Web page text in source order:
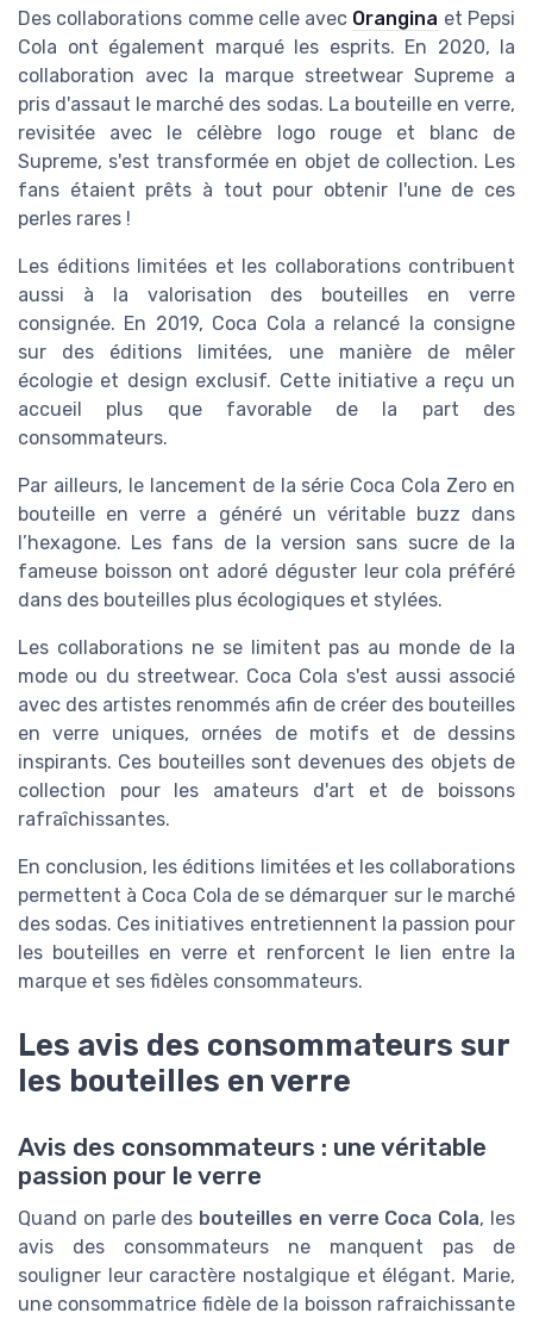
Des collaborations comme celle avec Orangina et Pepsi
Cola ont également marqué les esprits. En 2020, la
collaboration avec la marque streetwear Supreme a
pris d'assaut le marché des sodas. La bouteille en verre,
revisitée avec le célèbre logo rouge et blanc de
Supreme, s'est transformée en objet de collection. Les
fans étaient prêts à tout pour obtenir l'une de ces
perles rares !
Les éditions limitées et les collaborations contribuent
aussi à la valorisation des bouteilles en verre
consignée. En 2019, Coca Cola a relancé la consigne
sur des éditions limitées, une manière de mêler
écologie et design exclusif. Cette initiative a reçu un
accueil plus que favorable de la part des
consommateurs.
Par ailleurs, le lancement de la série Coca Cola Zero en
bouteille en verre a généré un véritable buzz dans
l’hexagone. Les fans de la version sans sucre de la
fameuse boisson ont adoré déguster leur cola préféré
dans des bouteilles plus écologiques et stylées.
Les collaborations ne se limitent pas au monde de la
mode ou du streetwear. Coca Cola s'est aussi associé
avec des artistes renommés afin de créer des bouteilles
en verre uniques, ornées de motifs et de dessins
inspirants. Ces bouteilles sont devenues des objets de
collection pour les amateurs d'art et de boissons
rafraîchissantes.
En conclusion, les éditions limitées et les collaborations
permettent à Coca Cola de se démarquer sur le marché
des sodas. Ces initiatives entretiennent la passion pour
les bouteilles en verre et renforcent le lien entre la
marque et ses fidèles consommateurs.
Les avis des consommateurs sur
les bouteilles en verre
Avis des consommateurs : une véritable
passion pour le verre
Quand on parle des bouteilles en verre Coca Cola, les
avis des consommateurs ne manquent pas de
souligner leur caractère nostalgique et élégant. Marie,
une consommatrice fidèle de la boisson rafraichissante